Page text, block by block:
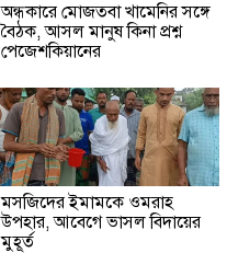
অন্ধকারে মোজতবা খামেনির সঙ্গে
বৈঠক, আসল মানুষ কিনা প্রশ্ন
পেজেশকিয়ানের
মসজিদের ইমামকে ওমরাহ
উপহার, আবেগে ভাসল বিদায়ের
মুহূর্ত